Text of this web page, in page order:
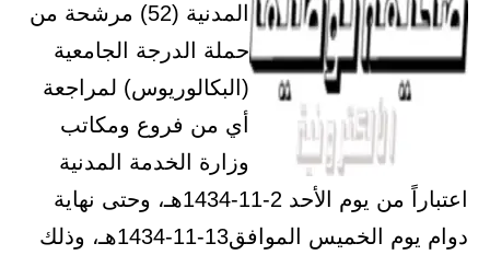
المدنية (52) مرشحة من
حملة الدرجة الجامعية
(البكالوريوس) لمراجعة
أي من فروع ومكاتب
وزارة الخدمة المدنية
اعتباراً من يوم الأحد 2-11-1434هـ، وحتى نهاية
دوام يوم الخميس الموافق13-11-1434هـ، وذلك